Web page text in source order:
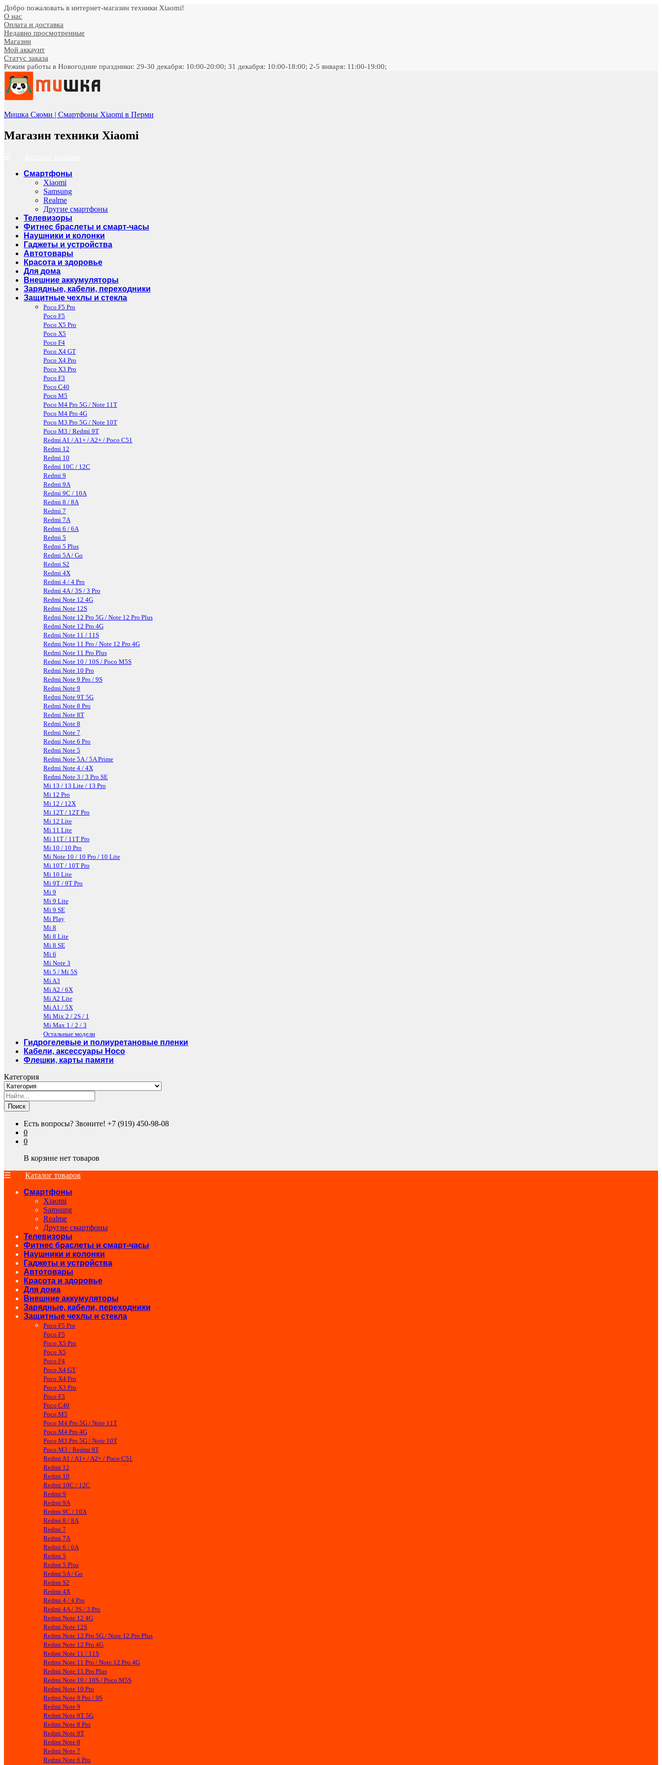
Добро пожаловать в интернет-магазин техники Xiaomi!
О нас
Оплата и доставка
Недавно просмотренные
Магазин
Мой аккаунт
Статус заказа
Режим работы в Новогодние праздники: 29-30 декабря: 10:00-20:00; 31 декабря: 10:00-18:00; 2-5 января: 11:00-19:00;
Мишка Сяоми | Смартфоны Xiaomi в Перми
Магазин техники Xiaomi
Смартфоны
Xiaomi
Samsung
Realme
Другие смартфоны
Телевизоры
Фитнес браслеты и смарт-часы
Наушники и колонки
Гаджеты и устройства
Автотовары
Красота и здоровье
Для дома
Внешние аккумуляторы
Зарядные, кабели, переходники
Защитные чехлы и стекла
Poco F5 Pro
Poco F5
Poco X5 Pro
Poco X5
Poco F4
Poco X4 GT
Poco X4 Pro
Poco X3 Pro
Poco F3
Poco C40
Poco M5
Poco M4 Pro 5G / Note 11T
Poco M4 Pro 4G
Poco M3 Pro 5G / Note 10T
Poco M3 / Redmi 9T
Redmi A1 / A1+ / A2+ / Poco C51
Redmi 12
Redmi 10
Redmi 10C / 12C
Redmi 9
Redmi 9A
Redmi 9C / 10A
Redmi 8 / 8A
Redmi 7
Redmi 7A
Redmi 6 / 6A
Redmi 5
Redmi 5 Plus
Redmi 5A / Go
Redmi S2
Redmi 4X
Redmi 4 / 4 Pro
Redmi 4A / 3S / 3 Pro
Redmi Note 12 4G
Redmi Note 12S
Redmi Note 12 Pro 5G / Note 12 Pro Plus
Redmi Note 12 Pro 4G
Redmi Note 11 / 11S
Redmi Note 11 Pro / Note 12 Pro 4G
Redmi Note 11 Pro Plus
Redmi Note 10 / 10S / Poco M5S
Redmi Note 10 Pro
Redmi Note 9 Pro / 9S
Redmi Note 9
Redmi Note 9T 5G
Redmi Note 8 Pro
Redmi Note 8T
Redmi Note 8
Redmi Note 7
Redmi Note 6 Pro
Redmi Note 5
Redmi Note 5A / 5A Prime
Redmi Note 4 / 4X
Redmi Note 3 / 3 Pro SE
Mi 13 / 13 Lite / 13 Pro
Mi 12 Pro
Mi 12 / 12X
Mi 12T / 12T Pro
Mi 12 Lite
Mi 11 Lite
Mi 11T / 11T Pro
Mi 10 / 10 Pro
Mi Note 10 / 10 Pro / 10 Lite
Mi 10T / 10T Pro
Mi 10 Lite
Mi 9T / 9T Pro
Mi 9
Mi 9 Lite
Mi 9 SE
Mi Play
Mi 8
Mi 8 Lite
Mi 8 SE
Mi 6
Mi Note 3
Mi 5 / Mi 5S
Mi A3
Mi A2 / 6X
Mi A2 Lite
Mi A1 / 5X
Mi Mix 2 / 2S / 1
Mi Max 1 / 2 / 3
Остальные модели
Гидрогелевые и полиуретановые пленки
Кабели, аксессуары Hoco
Флешки, карты памяти
Категория
Поиск
Есть вопросы? Звоните! +7 (919) 450-98-08
0
0
В корзине нет товаров
Каталог товаров
Смартфоны
Xiaomi
Samsung
Realme
Другие смартфоны
Телевизоры
Фитнес браслеты и смарт-часы
Наушники и колонки
Гаджеты и устройства
Автотовары
Красота и здоровье
Для дома
Внешние аккумуляторы
Зарядные, кабели, переходники
Защитные чехлы и стекла
Poco F5 Pro
Poco F5
Poco X5 Pro
Poco X5
Poco F4
Poco X4 GT
Poco X4 Pro
Poco X3 Pro
Poco F3
Poco C40
Poco M5
Poco M4 Pro 5G / Note 11T
Poco M4 Pro 4G
Poco M3 Pro 5G / Note 10T
Poco M3 / Redmi 9T
Redmi A1 / A1+ / A2+ / Poco C51
Redmi 12
Redmi 10
Redmi 10C / 12C
Redmi 9
Redmi 9A
Redmi 9C / 10A
Redmi 8 / 8A
Redmi 7
Redmi 7A
Redmi 6 / 6A
Redmi 5
Redmi 5 Plus
Redmi 5A / Go
Redmi S2
Redmi 4X
Redmi 4 / 4 Pro
Redmi 4A / 3S / 3 Pro
Redmi Note 12 4G
Redmi Note 12S
Redmi Note 12 Pro 5G / Note 12 Pro Plus
Redmi Note 12 Pro 4G
Redmi Note 11 / 11S
Redmi Note 11 Pro / Note 12 Pro 4G
Redmi Note 11 Pro Plus
Redmi Note 10 / 10S / Poco M5S
Redmi Note 10 Pro
Redmi Note 9 Pro / 9S
Redmi Note 9
Redmi Note 9T 5G
Redmi Note 8 Pro
Redmi Note 8T
Redmi Note 8
Redmi Note 7
Redmi Note 6 Pro